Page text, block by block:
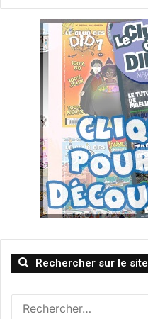
Rechercher sur le site